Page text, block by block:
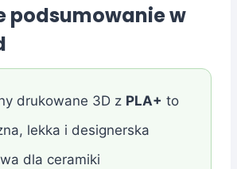
podsumowanie w
drukowane 3D z PLA+ to
lekka i designerska
dla ceramiki